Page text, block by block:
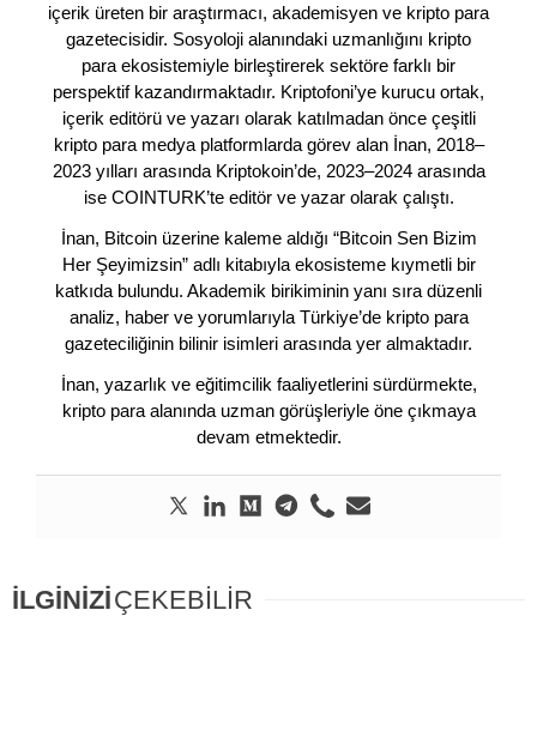
içerik üreten bir araştırmacı, akademisyen ve kripto para
gazetecisidir. Sosyoloji alanındaki uzmanlığını kripto
para ekosistemiyle birleştirerek sektöre farklı bir
perspektif kazandırmaktadır. Kriptofoni’ye kurucu ortak,
içerik editörü ve yazarı olarak katılmadan önce çeşitli
kripto para medya platformlarda görev alan İnan, 2018–
2023 yılları arasında Kriptokoin’de, 2023–2024 arasında
ise COINTURK’te editör ve yazar olarak çalıştı.
İnan, Bitcoin üzerine kaleme aldığı “Bitcoin Sen Bizim
Her Şeyimizsin” adlı kitabıyla ekosisteme kıymetli bir
katkıda bulundu. Akademik birikiminin yanı sıra düzenli
analiz, haber ve yorumlarıyla Türkiye’de kripto para
gazeteciliğinin bilinir isimleri arasında yer almaktadır.
İnan, yazarlık ve eğitimcilik faaliyetlerini sürdürmekte,
kripto para alanında uzman görüşleriyle öne çıkmaya
devam etmektedir.
İLGİNİZİÇEKEBİLİR